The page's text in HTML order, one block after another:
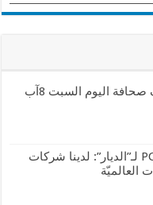
almontasher :رصيف صحافة اليوم السبت 8آب
كميل مكرزل رئيس PCA لـ”الديار”: لدينا شركات
العالميّة